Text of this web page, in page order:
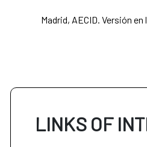
Madrid, AECID. Versión en
LINKS OF